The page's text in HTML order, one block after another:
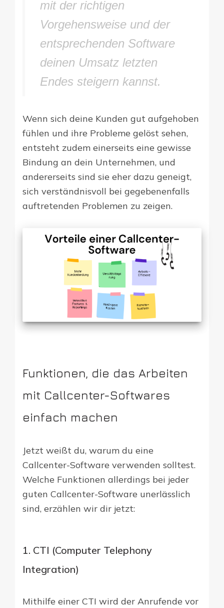
mit der richtigen
Vorgehensweise und der
entsprechenden Software
deinen Umsatz letzten
Endes steigern kannst.
Wenn sich deine Kunden gut aufgehoben
fühlen und ihre Probleme gelöst sehen,
entsteht zudem einerseits eine gewisse
Bindung an dein Unternehmen, und
andererseits sind sie eher dazu geneigt,
sich verständnisvoll bei gegebenenfalls
auftretenden Problemen zu zeigen.
Funktionen, die das Arbeiten
mit Callcenter-Softwares
einfach machen
Jetzt weißt du, warum du eine
Callcenter-Software verwenden solltest.
Welche Funktionen allerdings bei jeder
guten Callcenter-Software unerlässlich
sind, erzählen wir dir jetzt:
1. CTI (Computer Telephony
Integration)
Mithilfe einer CTI wird der Anrufende vor